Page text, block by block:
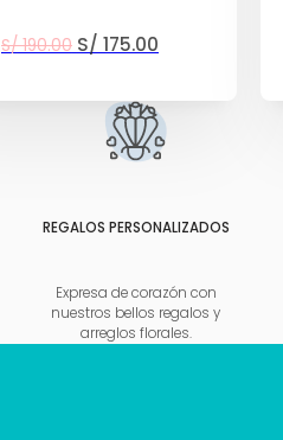
S/190.00 El
original
S/ 190.00.
S/ 175.00El
actual
es:
S/ 175.00.
REGALOS PERSONALIZADOS
Expresa de corazón con
nuestros bellos regalos y
arreglos florales.